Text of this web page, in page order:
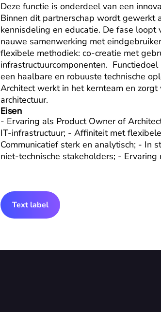
Deze functie is onderdeel van een
Binnen dit partnerschap wordt gewerkt
kennisdeling en educatie. De fase
nauwe samenwerking met
flexibele methodiek: co-creatie met
infrastructuurcomponenten.
een haalbare en robuuste technische
Architect werkt in het kernteam en
architectuur.
Eisen
- Ervaring als Product Owner of
IT-infrastructuur; - Affiniteit met
Communicatief sterk en analytisch; - In
niet-technische stakeholders; - Ervaring
Text label